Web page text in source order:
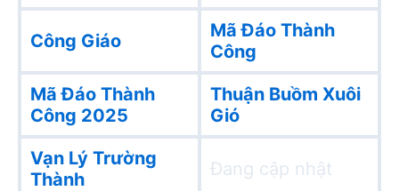
Công Giáo
Mã Đáo Thành
Công
Mã Đáo Thành
Công 2025
Thuận Buồm Xuôi
Gió
Vạn Lý Trường
Thành
Đang cập nhật